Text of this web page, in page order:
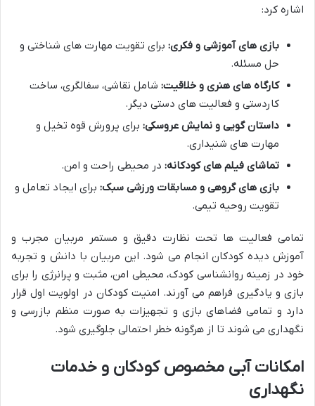
اشاره کرد:
بازی های آموزشی و فکری: برای تقویت مهارت های شناختی و
حل مسئله.
کارگاه های هنری و خلاقیت: شامل نقاشی، سفالگری، ساخت
کاردستی و فعالیت های دستی دیگر.
داستان گویی و نمایش عروسکی: برای پرورش قوه تخیل و
مهارت های شنیداری.
تماشای فیلم های کودکانه: در محیطی راحت و امن.
بازی های گروهی و مسابقات ورزشی سبک: برای ایجاد تعامل و
تقویت روحیه تیمی.
تمامی فعالیت ها تحت نظارت دقیق و مستمر مربیان مجرب و
آموزش دیده کودکان انجام می شود. این مربیان با دانش و تجربه
خود در زمینه روانشناسی کودک، محیطی امن، مثبت و پرانرژی را برای
بازی و یادگیری فراهم می آورند. امنیت کودکان در اولویت اول قرار
دارد و تمامی فضاهای بازی و تجهیزات به صورت منظم بازرسی و
نگهداری می شوند تا از هرگونه خطر احتمالی جلوگیری شود.
امکانات آبی مخصوص کودکان و خدمات
نگهداری